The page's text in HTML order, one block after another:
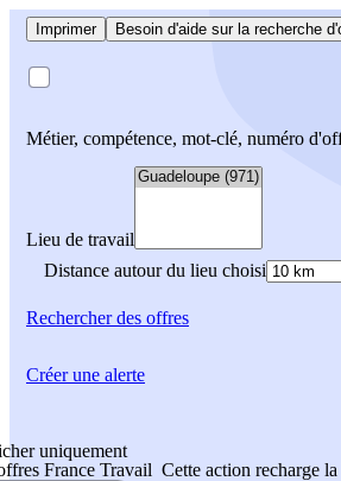
Imprimer Besoin d'aide sur la recherche
Métier, compétence, mot-clé, numéro
Lieu de travail
Distance autour du lieu choisi
Rechercherdes offres
uniquement
France Travail Cette action recharge
Créer une alerte